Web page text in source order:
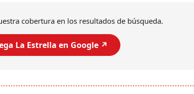
cobertura en los resultados de búsqueda.
La Estrella en Google ↗️
al sur de Japón, provocando una